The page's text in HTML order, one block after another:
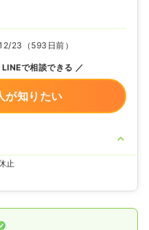
23（593日前）
で相談できる
が知りたい
止